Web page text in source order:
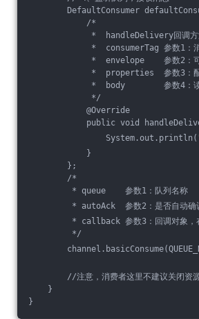
DefaultConsumer
/*
*  handleDelivery回调方法，当
*  consumerTag 参数1：消
*  envelope    参数2：可以获
*  properties  参数3：配
*  body        参数4：读取
*/
@Override
public void
System.out.println(
}
};
/*
* queue    参数1：队列名称
* autoAck  参数2：是否自动确
* callback 参数3：回调对象，在
*/
//注意，消费者这里不建议关闭资源，
}
}